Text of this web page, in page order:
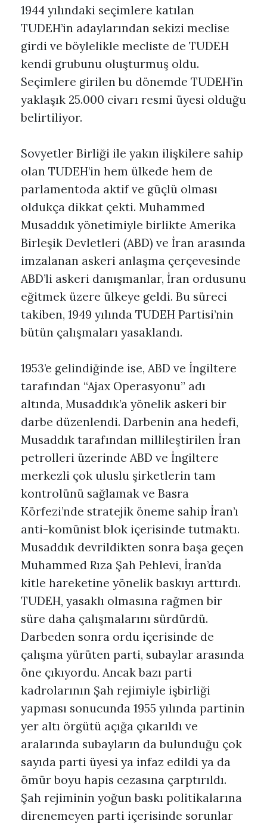
1944 yılındaki seçimlere katılan
TUDEH’in adaylarından sekizi meclise
girdi ve böylelikle mecliste de TUDEH
kendi grubunu oluşturmuş oldu.
Seçimlere girilen bu dönemde TUDEH’in
yaklaşık 25.000 civarı resmi üyesi olduğu
belirtiliyor.
Sovyetler Birliği ile yakın ilişkilere sahip
olan TUDEH’in hem ülkede hem de
parlamentoda aktif ve güçlü olması
oldukça dikkat çekti. Muhammed
Musaddık yönetimiyle birlikte Amerika
Birleşik Devletleri (ABD) ve İran arasında
imzalanan askeri anlaşma çerçevesinde
ABD’li askeri danışmanlar, İran ordusunu
eğitmek üzere ülkeye geldi. Bu süreci
takiben, 1949 yılında TUDEH Partisi’nin
bütün çalışmaları yasaklandı.
1953’e gelindiğinde ise, ABD ve İngiltere
tarafından “Ajax Operasyonu” adı
altında, Musaddık’a yönelik askeri bir
darbe düzenlendi. Darbenin ana hedefi,
Musaddık tarafından millileştirilen İran
petrolleri üzerinde ABD ve İngiltere
merkezli çok uluslu şirketlerin tam
kontrolünü sağlamak ve Basra
Körfezi’nde stratejik öneme sahip İran’ı
anti-komünist blok içerisinde tutmaktı.
Musaddık devrildikten sonra başa geçen
Muhammed Rıza Şah Pehlevi, İran’da
kitle hareketine yönelik baskıyı arttırdı.
TUDEH, yasaklı olmasına rağmen bir
süre daha çalışmalarını sürdürdü.
Darbeden sonra ordu içerisinde de
çalışma yürüten parti, subaylar arasında
öne çıkıyordu. Ancak bazı parti
kadrolarının Şah rejimiyle işbirliği
yapması sonucunda 1955 yılında partinin
yer altı örgütü açığa çıkarıldı ve
aralarında subayların da bulunduğu çok
sayıda parti üyesi ya infaz edildi ya da
ömür boyu hapis cezasına çarptırıldı.
Şah rejiminin yoğun baskı politikalarına
direnemeyen parti içerisinde sorunlar